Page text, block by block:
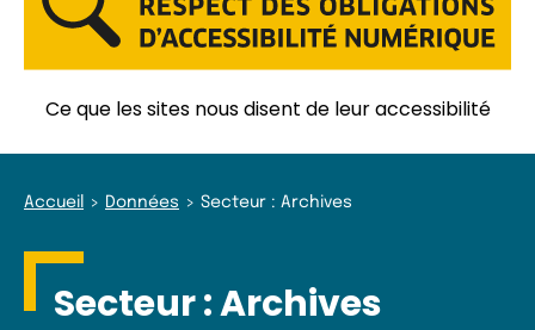
Ce que les sites nous disent de leur accessibilité
Accueil Données Secteur : Archives
Secteur :Archives